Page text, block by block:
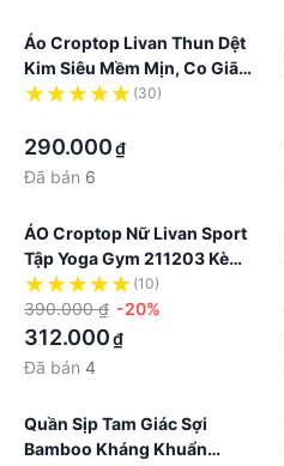
Áo Croptop Livan Thun Dệt
Kim Siêu Mềm Mịn, Co Giãn
4 Chiều Công Nghệ Dệt
(30)
290.000₫
Đã bán 6
ÁO Croptop Nữ Livan Sport
Tập Yoga Gym 211203 Kèm
Mút Ngực Cao Cấp
(10)
390.000 ₫ -20%
312.000₫
Đã bán 4
Quần Sịp Tam Giác Sợi
Bamboo Kháng Khuẩn